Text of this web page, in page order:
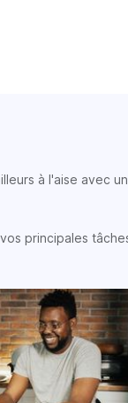
à l'aise avec
principales